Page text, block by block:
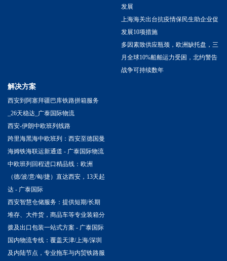
发展
上海海关出台抗疫情保民生助企业促
发展10项措施
多因素致供应瓶颈，欧洲缺托盘，三
月全球10%船舶运力受困，北约警告
战争可持续数年
解决方案
西安到阿塞拜疆巴库铁路拼箱服务
_26天稳达_广泰国际物流
西安-伊朗中欧班列线路
跨里海黑海中欧班列：西安至德国曼
海姆铁海联运新通道 - 广泰国际物流
中欧班列回程进口精品线：欧洲
（德/波/意/匈/捷）直达西安，13天起
达 - 广泰国际
西安智慧仓储服务：提供短期/长期
堆存、大件货，商品车等专业装箱分
拨及出口包装一站式方案 - 广泰国际
国内物流专线：覆盖天津/上海/深圳
及内陆节点，专业拖车与内贸铁路服